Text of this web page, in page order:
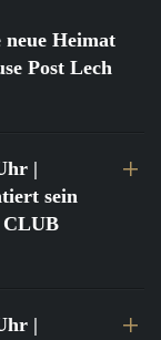
Heimat
Post Lech
|
sein
CLUB
|